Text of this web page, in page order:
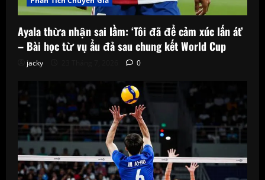
Ayala thừa nhận sai lầm: ‘Tôi đã để cảm xúc lấn át’
– Bài học từ vụ ẩu đả sau chung kết World Cup
jacky 0